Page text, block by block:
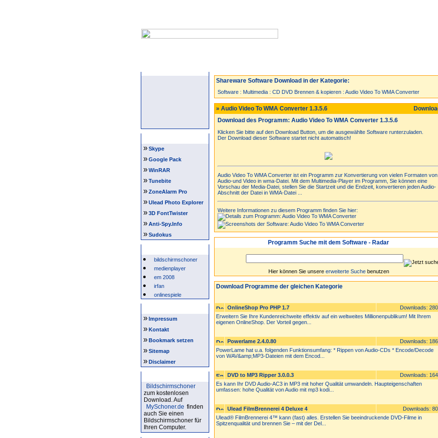
»Skype
»Google Pack
»WinRAR
»Tunebite
»ZoneAlarm Pro
»Ulead Photo Explorer
»3D FontTwister
»Anti-Spy.Info
»Sudokus
bildschirmschoner
medienplayer
em 2008
irfan
onlinespiele
»Impressum
»Kontakt
»Bookmark setzen
»Sitemap
»Disclaimer
Bildschirmschoner
zum kostenlosen
Download. Auf
MySchoner.de finden
auch Sie einen
Bildschirmschoner für
Ihren Computer.
Shareware Software Download in der Kategorie:
Software : Multimedia : CD DVD Brennen & kopieren : Audio Video To WMA Converter
» Audio Video To WMA Converter 1.3.5.6
Download des Programm: Audio Video To WMA Converter 1.3.5.6
Klicken Sie bitte auf den Download Button, um die ausgewählte Software runterzuladen.
Der Download dieser Software startet nicht automatisch!
Audio Video To WMA Converter ist ein Programm zur Konvertierung von vielen Formaten von
Audio-und Video in wma-Datei. Mit dem Multimedia-Player im Programm, Sie können eine
Vorschau der Media-Datei, stellen Sie die Startzeit und die Endzeit, konvertieren jeden Audio-
Abschnitt der Datei in WMA-Datei ...
Weitere Informationen zu diesem Programm finden Sie hier:
Programm Suche mit dem Software - Radar
Hier können Sie unsere erweiterte Suchebenutzen
Download Programme der gleichen Kategorie
OnlineShop Pro PHP 1.7
Downloads:
Erweitern Sie Ihre Kundenreichweite effektiv auf ein weltweites Millionenpublikum! Mit Ihrem
eigenen OnlineShop. Der Vorteil gegen...
Powerlame 2.4.0.80
Downloads:
PowerLame hat u.a. folgenden Funktionsumfang: * Rippen von Audio-CDs * Encode/Decode
von WAV&amp;MP3-Dateien mit dem Encod...
DVD to MP3 Ripper 3.0.0.3
Downloads:
Es kann Ihr DVD Audio-AC3 in MP3 mit hoher Qualität umwandeln. Haupteigenschaften
umfassen: hohe Qualität von Audio mit mp3 kodi...
Ulead FilmBrennerei 4 Deluxe 4
Downloads:
Ulead® FilmBrennerei 4™ kann (fast) alles. Erstellen Sie beeindruckende DVD-Filme in
Spitzenqualität und brennen Sie – mit der Del...